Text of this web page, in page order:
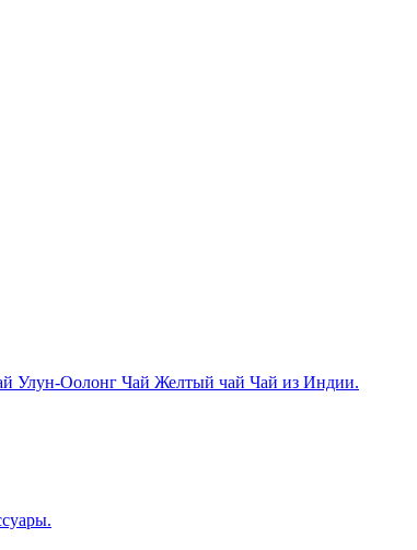
Улун-Оолонг Чай Желтый чай Чай из Индии.